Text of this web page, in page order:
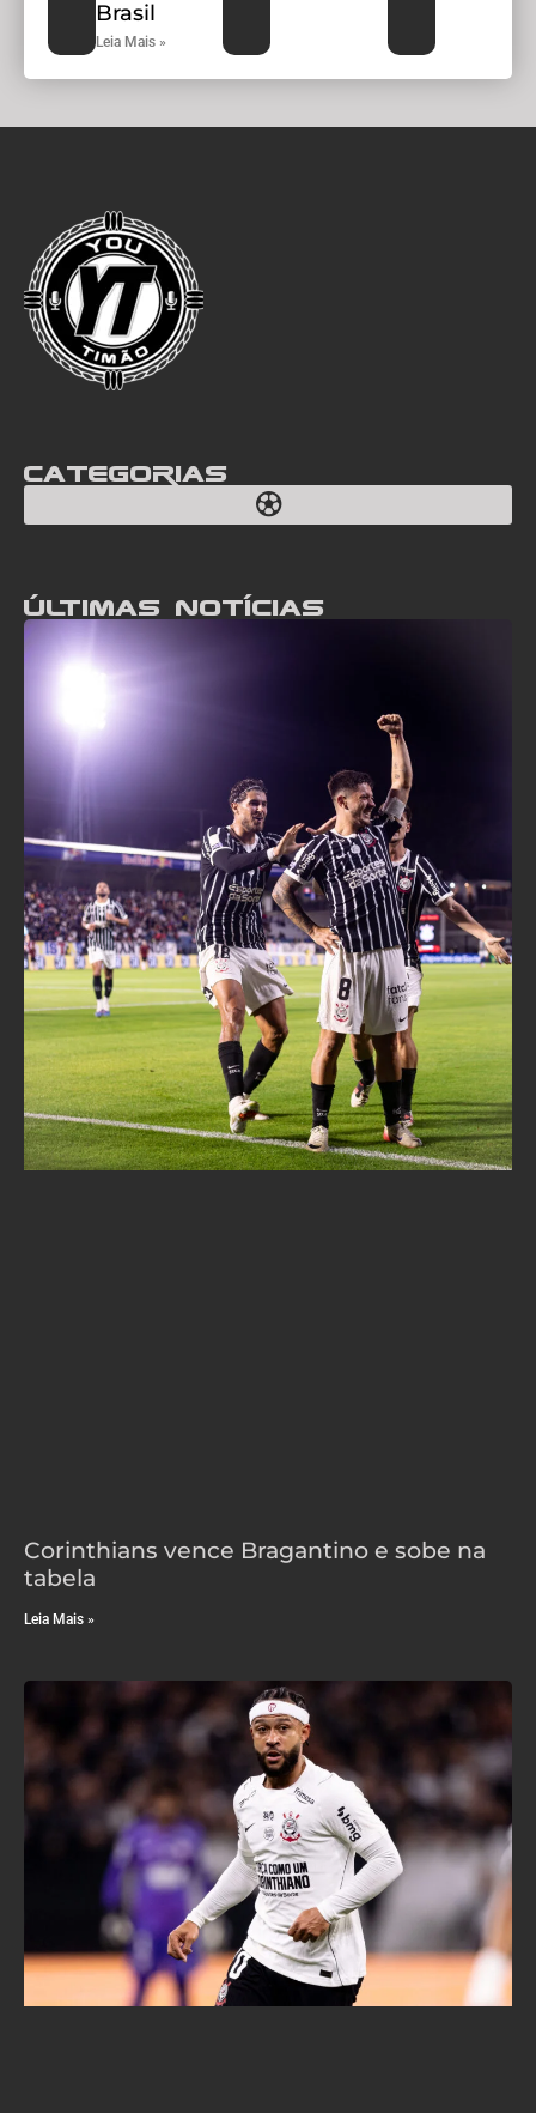
Brasil
Leia Mais »
Categorias
Últimas notícias
Corinthians vence Bragantino e sobe na
tabela
Leia Mais »